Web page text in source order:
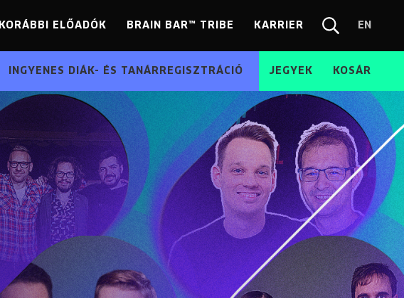
KORÁBBI ELŐADÓK BRAIN BAR™ TRIBE KARRIER EN
EN
INGYENES DIÁK- ÉS TANÁRREGISZTRÁCIÓ JEGYEK KOSÁR